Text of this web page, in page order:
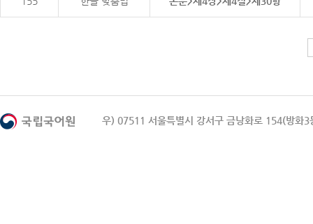
우) 07511 서울특별시 강서구 금낭화로 154(방화3